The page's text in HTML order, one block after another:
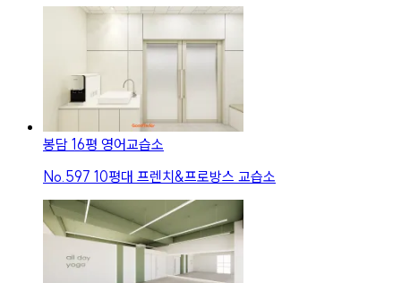
봉담 16평 영어교습소
No. 597 10평대 프렌치&프로방스 교습소